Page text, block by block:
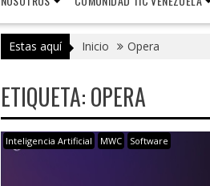
Estas aquí Inicio Opera
ETIQUETA:OPERA
Inteligencia Artificial MWC Software